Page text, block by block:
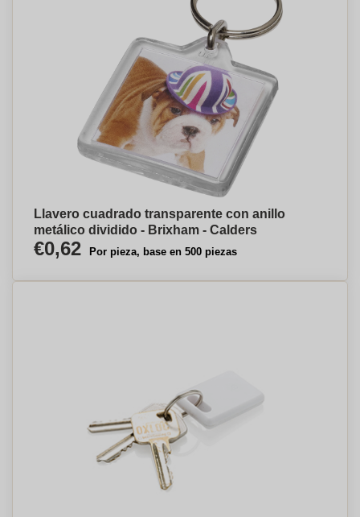
Llavero cuadrado transparente con anillo
metálico dividido - Brixham - Calders
€0,62 Por pieza, base en 500 piezas